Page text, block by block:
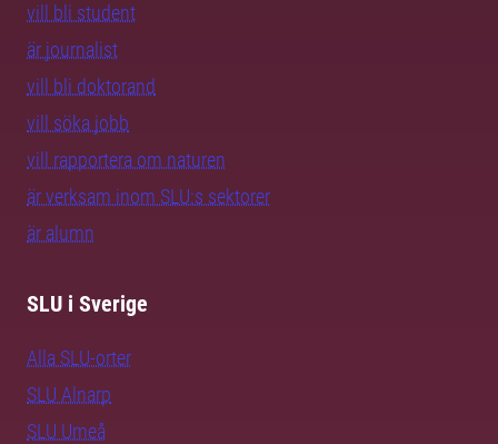
vill bli student
är journalist
vill bli doktorand
vill söka jobb
vill rapportera om naturen
är verksam inom SLU:s sektorer
är alumn
SLU i Sverige
Alla SLU-orter
SLU Alnarp
SLU Umeå